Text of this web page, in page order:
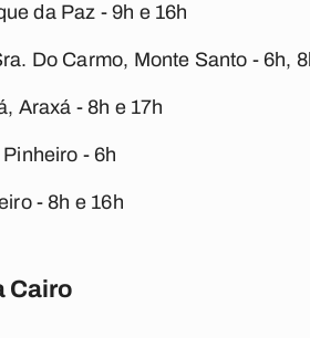
da Paz - 9h e 16h
Do Carmo, Monte Santo - 6h,
Araxá - 8h e 17h
- 6h
- 8h e 16h
Cairo